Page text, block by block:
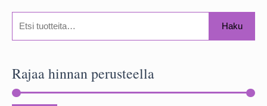
i
:
Haku
Rajaa hinnan perusteella